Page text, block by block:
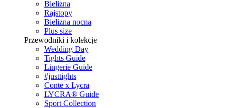
Bielizna
Rajstopy
Bielizna nocna
Plus size
Przewodniki i kolekcje
Wedding Day
Tights Guide
Lingerie Guide
#justtights
Conte x Lycra
LYCRA® Guide
Sport Сollection